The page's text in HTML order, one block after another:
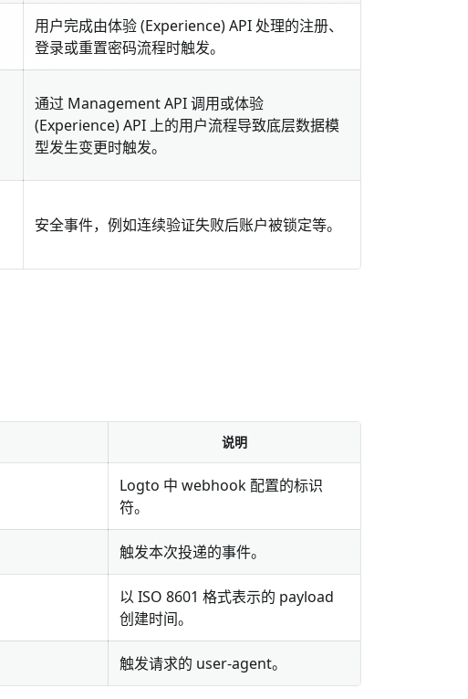
用户完成由体验 (Experience) API 处理的注册、
登录或重置密码流程时触发。
通过 Management API 调用或体验
(Experience) API 上的用户流程导致底层数据模
型发生变更时触发。
安全事件，例如连续验证失败后账户被锁定等。
说明
Logto 中 webhook 配置的标识
符。
触发本次投递的事件。
以 ISO 8601 格式表示的 payload
创建时间。
触发请求的 user-agent。